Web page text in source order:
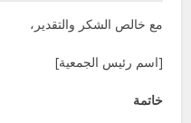
مع خالص الشكر والتقدير،
[اسم رئيس الجمعية]
خاتمة